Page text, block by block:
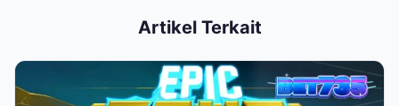
Artikel Terkait